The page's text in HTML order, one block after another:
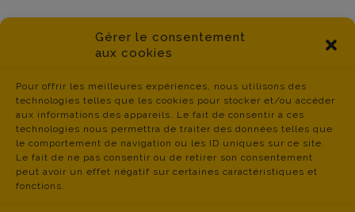
Gérer le consentement
aux cookies
Pour offrir les meilleures expériences, nous utilisons des
technologies telles que les cookies pour stocker et/ou accéder
aux informations des appareils. Le fait de consentir à ces
technologies nous permettra de traiter des données telles que
le comportement de navigation ou les ID uniques sur ce site.
Le fait de ne pas consentir ou de retirer son consentement
peut avoir un effet négatif sur certaines caractéristiques et
fonctions.